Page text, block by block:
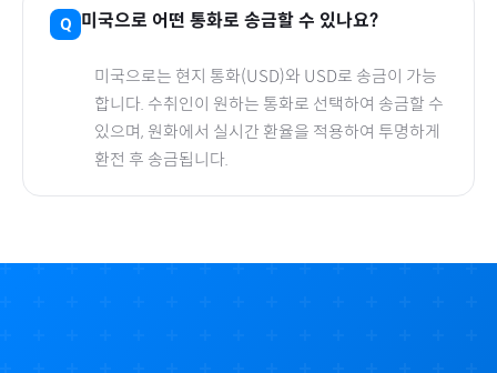
미국으로 어떤 통화로 송금할 수 있나요?
미국으로는 현지 통화(USD)와 USD로 송금이 가능
합니다. 수취인이 원하는 통화로 선택하여 송금할 수
있으며, 원화에서 실시간 환율을 적용하여 투명하게
환전 후 송금됩니다.